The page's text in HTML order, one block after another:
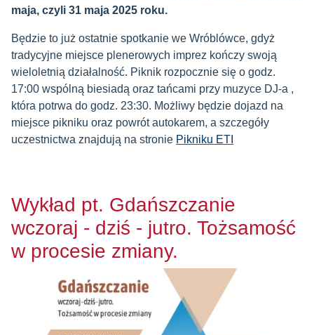
maja, czyli 31 maja 2025 roku.
Będzie to już ostatnie spotkanie we Wróblówce, gdyż
tradycyjne miejsce plenerowych imprez kończy swoją
wieloletnią działalność. Piknik rozpocznie się o godz.
17:00 wspólną biesiadą oraz tańcami przy muzyce DJ-a ,
która potrwa do godz. 23:30. Możliwy będzie dojazd na
miejsce pikniku oraz powrót autokarem, a szczegóły
uczestnictwa znajdują na stronie Pikniku ETI
Wykład pt. Gdańszczanie
wczoraj - dziś - jutro. Tożsamość
w procesie zmiany.